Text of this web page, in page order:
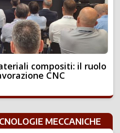
compositi: il ruolo
CNC
MECCANICHE